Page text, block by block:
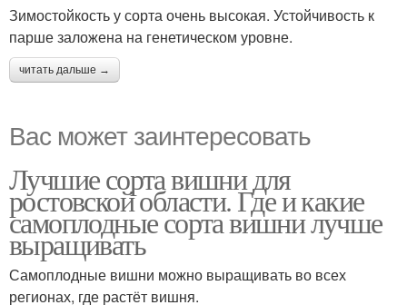
Зимостойкость у сорта очень высокая. Устойчивость к
парше заложена на генетическом уровне.
читать дальше →
Вас может заинтересовать
Лучшие сорта вишни для
ростовской области. Где и какие
самоплодные сорта вишни лучше
выращивать
Самоплодные вишни можно выращивать во всех
регионах, где растёт вишня.